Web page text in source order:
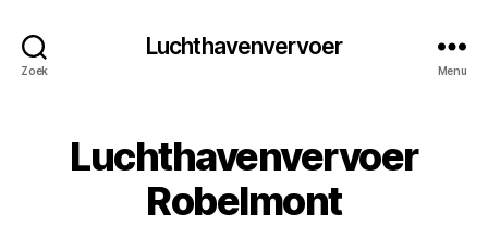
Zoek
Luchthavenvervoer
Menu
Luchthavenvervoer
Robelmont